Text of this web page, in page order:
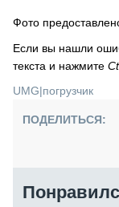
Фото
Если вы нашли
текста и нажмите
UMG|погрузчик
ПОДЕЛИТЬСЯ: